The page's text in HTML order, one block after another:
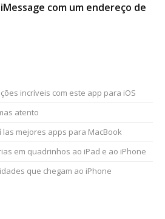
com um endereço de
incríveis com este app para iOS
atento
mejores apps para MacBook
em quadrinhos ao iPad e ao iPhone
que chegam ao iPhone